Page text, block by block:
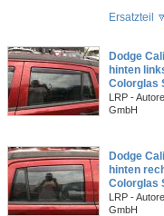
Ersatzteil
Dodge
hinten
Colorglas
LRP -
GmbH
Dodge
hinten
Colorglas
LRP -
GmbH